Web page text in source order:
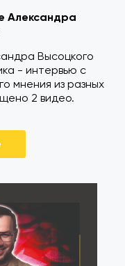
Александра
Высоцкого
- интервью с
мнения из разных
2 видео.